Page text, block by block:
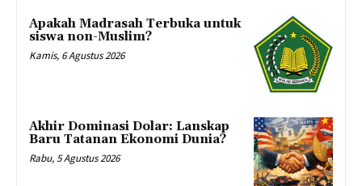
Apakah Madrasah Terbuka untuk
siswa non-Muslim?
Kamis, 6 Agustus 2026
Akhir Dominasi Dolar: Lanskap
Baru Tatanan Ekonomi Dunia?
Rabu, 5 Agustus 2026